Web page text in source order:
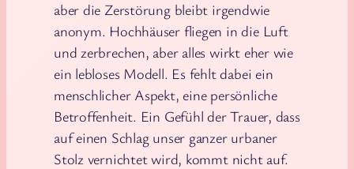
aber die Zerstörung bleibt irgendwie
anonym. Hochhäuser fliegen in die Luft
und zerbrechen, aber alles wirkt eher wie
ein lebloses Modell. Es fehlt dabei ein
menschlicher Aspekt, eine persönliche
Betroffenheit. Ein Gefühl der Trauer, dass
auf einen Schlag unser ganzer urbaner
Stolz vernichtet wird, kommt nicht auf.